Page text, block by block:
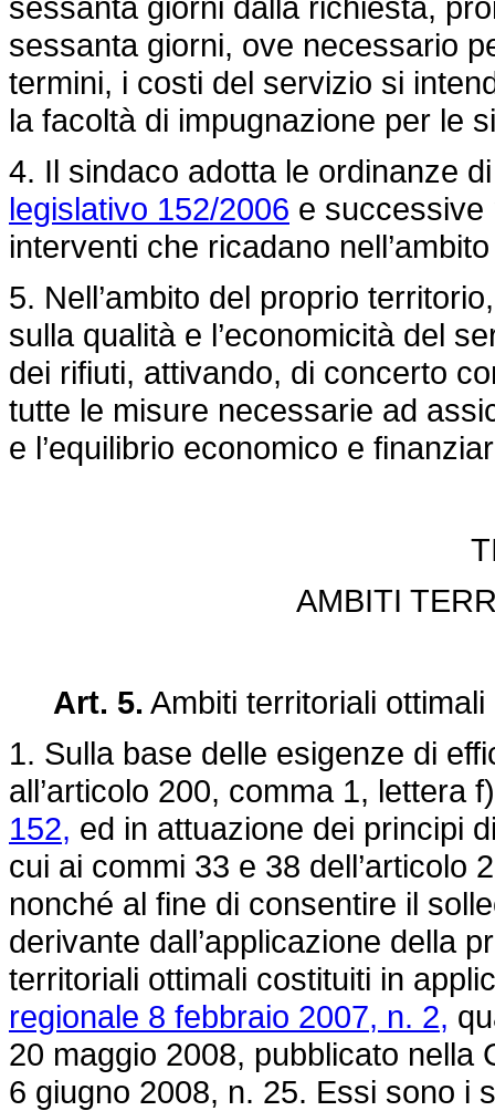
sessanta giorni, ove necessario
termini, i costi del servizio si
la facoltà di impugnazione per le
4. Il sindaco adotta le ordinanze
legislativo 152/2006 e successive
interventi che ricadano
5. Nell’ambito del proprio
sulla qualità e l’economicità del
dei rifiuti, attivando, di concerto
tutte le misure necessarie ad
e l’equilibrio economico e
AMBITI
Art. 5. Ambiti territoriali
1. Sulla base delle esigenze di
all’articolo 200, comma 1, lettera
152, ed in attuazione dei principi
cui ai commi 33 e 38 dell’articolo
nonché al fine di consentire il
derivante dall’applicazione della
territoriali ottimali costituiti in
regionale 8 febbraio 2007, n. 2,
20 maggio 2008, pubblicato nella
6 giugno 2008, n. 25. Essi sono i